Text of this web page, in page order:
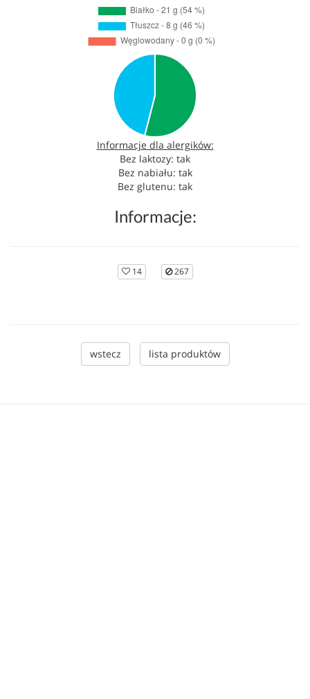
Informacje dla alergików:
Bez laktozy: tak
Bez nabiału: tak
Bez glutenu: tak
Informacje:
14 267
wstecz lista produktów